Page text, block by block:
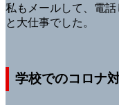
私もメールして、電話
と大仕事でした。
学校でのコロナ